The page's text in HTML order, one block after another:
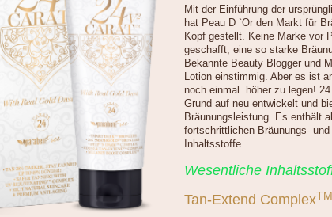
Mit der Einführung der
hat Peau D `Or den Markt für
Kopf gestellt. Keine Marke vor
geschafft, eine so starke
Bekannte Beauty Blogger und
Lotion einstimmig. Aber es ist
noch einmal höher zu legen!
Grund auf neu entwickelt und
Bräunungsleistung. Es enthält
fortschrittlichen Bräunungs- und
Inhaltsstoffe.
Wesentliche
Tan-Extend ComplexTM